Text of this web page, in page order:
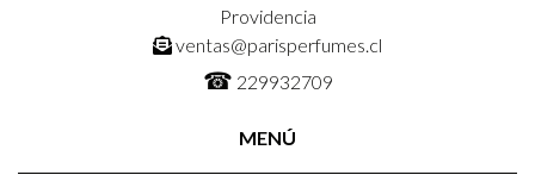
Providencia
ventas@parisperfumes.cl
☎ 229932709
MENÚ